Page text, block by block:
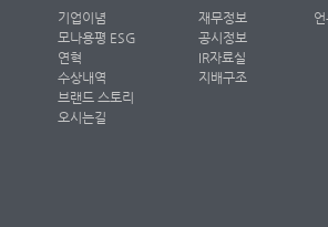
기업이념
모나용평 ESG
연혁
수상내역
브랜드 스토리
오시는길
재무정보
공시정보
IR자료실
지배구조